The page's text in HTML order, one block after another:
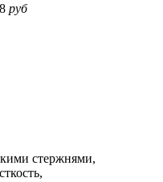
руб
стержнями,